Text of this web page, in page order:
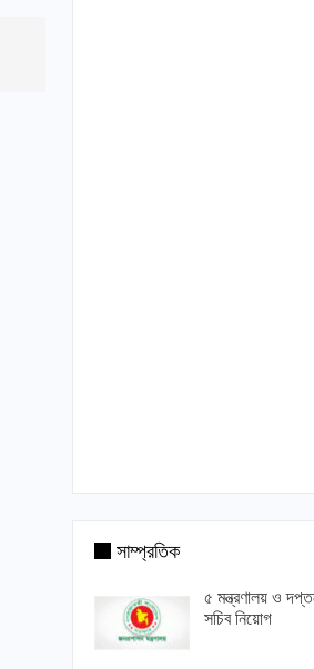
সাম্প্রতিক
৫ মন্ত্রণালয় ও
সচিব নিয়োগ